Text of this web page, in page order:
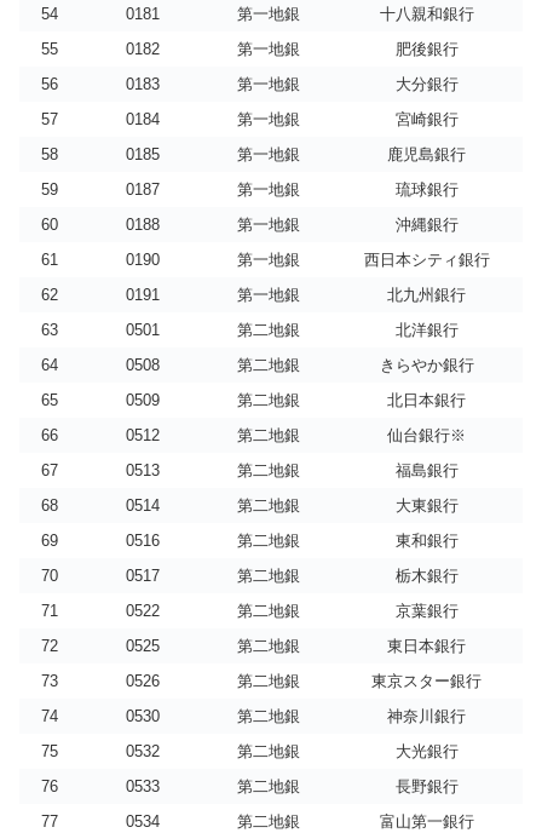
54
0181 第一地銀
十八親和銀行
55
0182 第一地銀
肥後銀行
56
0183 第一地銀
大分銀行
57
0184 第一地銀
宮崎銀行
58
0185 第一地銀
鹿児島銀行
59
0187 第一地銀
琉球銀行
60
0188 第一地銀
沖縄銀行
61
0190 第一地銀
西日本シティ銀行
62
0191 第一地銀
北九州銀行
63
0501 第二地銀
北洋銀行
64
0508 第二地銀
きらやか銀行
65
0509 第二地銀
北日本銀行
66
0512 第二地銀
仙台銀行※
67
0513 第二地銀
福島銀行
68
0514 第二地銀
大東銀行
69
0516 第二地銀
東和銀行
70
0517 第二地銀
栃木銀行
71
0522 第二地銀
京葉銀行
72
0525 第二地銀
東日本銀行
73
0526 第二地銀
東京スター銀行
74
0530 第二地銀
神奈川銀行
75
0532 第二地銀
大光銀行
76
0533 第二地銀
長野銀行
77
0534 第二地銀 富山第一銀行